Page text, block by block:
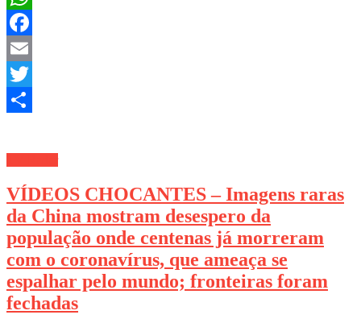
WhatsApp
Facebook
Email
Twitter
VÍDEOS CHOCANTES – Imagens raras
da China mostram desespero da
população onde centenas já morreram
com o coronavírus, que ameaça se
espalhar pelo mundo; fronteiras foram
fechadas